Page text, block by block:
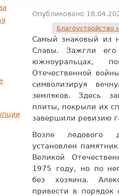
Опубликовано
Самый знаковый из
Славы. Зажгли
южноуральцах,
Отечественной
символизируя
земляков. Здесь
плиты, покрыли их
завершили ревизию
Возле ледового
установлен
Великой
1975 году, но по
без хозяина.
привести в порядок